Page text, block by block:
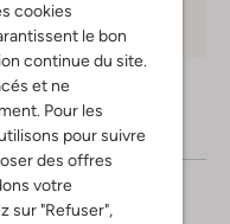
cookies
le bon
continue du site.
et ne
Pour les
pour suivre
des offres
votre
sur "Refuser",